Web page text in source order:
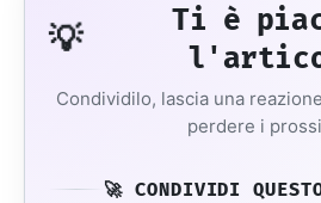
💡
Ti è
Condividilo, lascia una
perdere i
🚀 CONDIVIDI